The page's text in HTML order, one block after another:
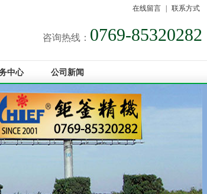
在线留言 联系方式
咨询热线： 0769-85320282
中心 公司新闻